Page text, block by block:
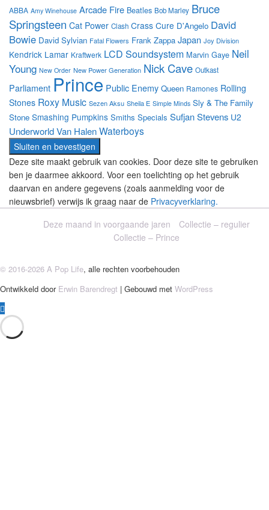
ABBA Amy Winehouse Arcade Fire Beatles Bob Marley Bruce
Springsteen Cat Power Clash Crass Cure D'Angelo David
Bowie David Sylvian Fatal Flowers Frank Zappa Japan Joy Division
Kendrick Lamar Kraftwerk LCD Soundsystem Marvin Gaye Neil
Young New Order New Power Generation Nick Cave Outkast
Parliament Prince Public Enemy Queen Ramones Rolling
Stones Roxy Music Sezen Aksu Sheila E Simple Minds Sly & The Family
Stone Smashing Pumpkins Smiths Specials Sufjan Stevens U2
UnderworldVan HalenWaterboys
Deze site maakt gebruik van cookies. Door deze site te gebruiken
ben je daarmee akkoord. Voor een toelichting op het gebruik
daarvan en andere gegevens (zoals aanmelding voor de
nieuwsbrief) verwijs ik graag naar de Privacyverklaring.
Deze maand in voorgaande jaren
Collectie – regulier
Collectie – Prince
© 2016-2026 A Pop Life, alle rechten voorbehouden
Ontwikkeld door Erwin Barendregt | Gebouwd met WordPress